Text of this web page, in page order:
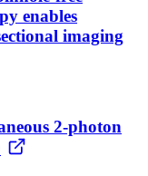
enables
imaging
2-photon